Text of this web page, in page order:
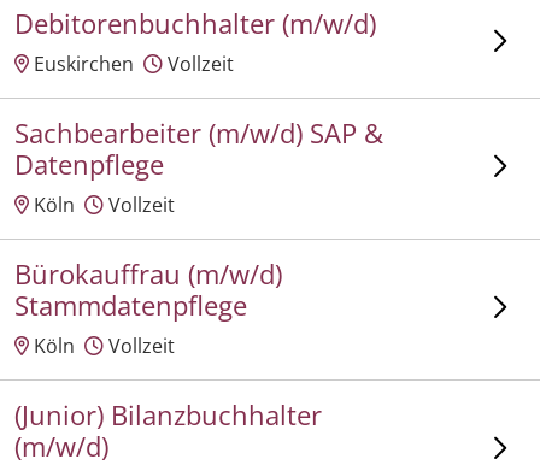
Debitorenbuchhalter (m/w/d)
Euskirchen Vollzeit
Sachbearbeiter (m/w/d) SAP &
Datenpflege
Köln Vollzeit
Bürokauffrau (m/w/d)
Stammdatenpflege
Köln Vollzeit
(Junior) Bilanzbuchhalter
(m/w/d)